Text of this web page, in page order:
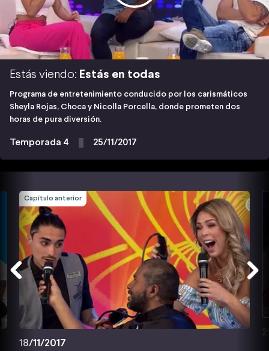
Estás viendo: Estás en todas
Programa de entretenimiento conducido por los carismáticos
Sheyla Rojas, Choca y Nicolla Porcella, donde prometen dos
horas de pura diversión.
Temporada 4 25/11/2017
Capítulo anterior
18/11/2017